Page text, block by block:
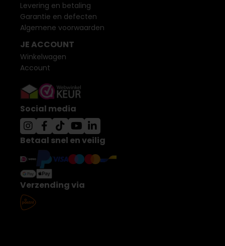
Levering en betaling
Garantie en defecten
Algemene voorwaarden
JE ACCOUNT
Winkelwagen
Account
Social media
Betaal snel en veilig
Verzending via